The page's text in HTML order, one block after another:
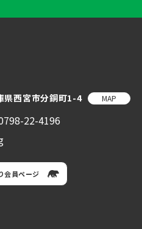
県西宮市分銅町1-4 MAP
22-4196
会員ページ